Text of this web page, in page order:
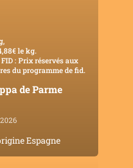
le kg.
: Prix réservés aux
du programme de fid.
de Parme
Espagne